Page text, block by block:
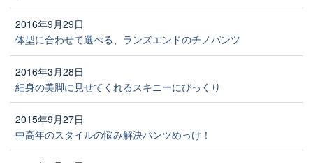
2016年9月29日
体型に合わせて選べる、ランズエンドのチノパンツ
2016年3月28日
細身の美脚に見せてくれるスキニーにびっくり
2015年9月27日
中高年のスタイルの悩み解決パンツめっけ！